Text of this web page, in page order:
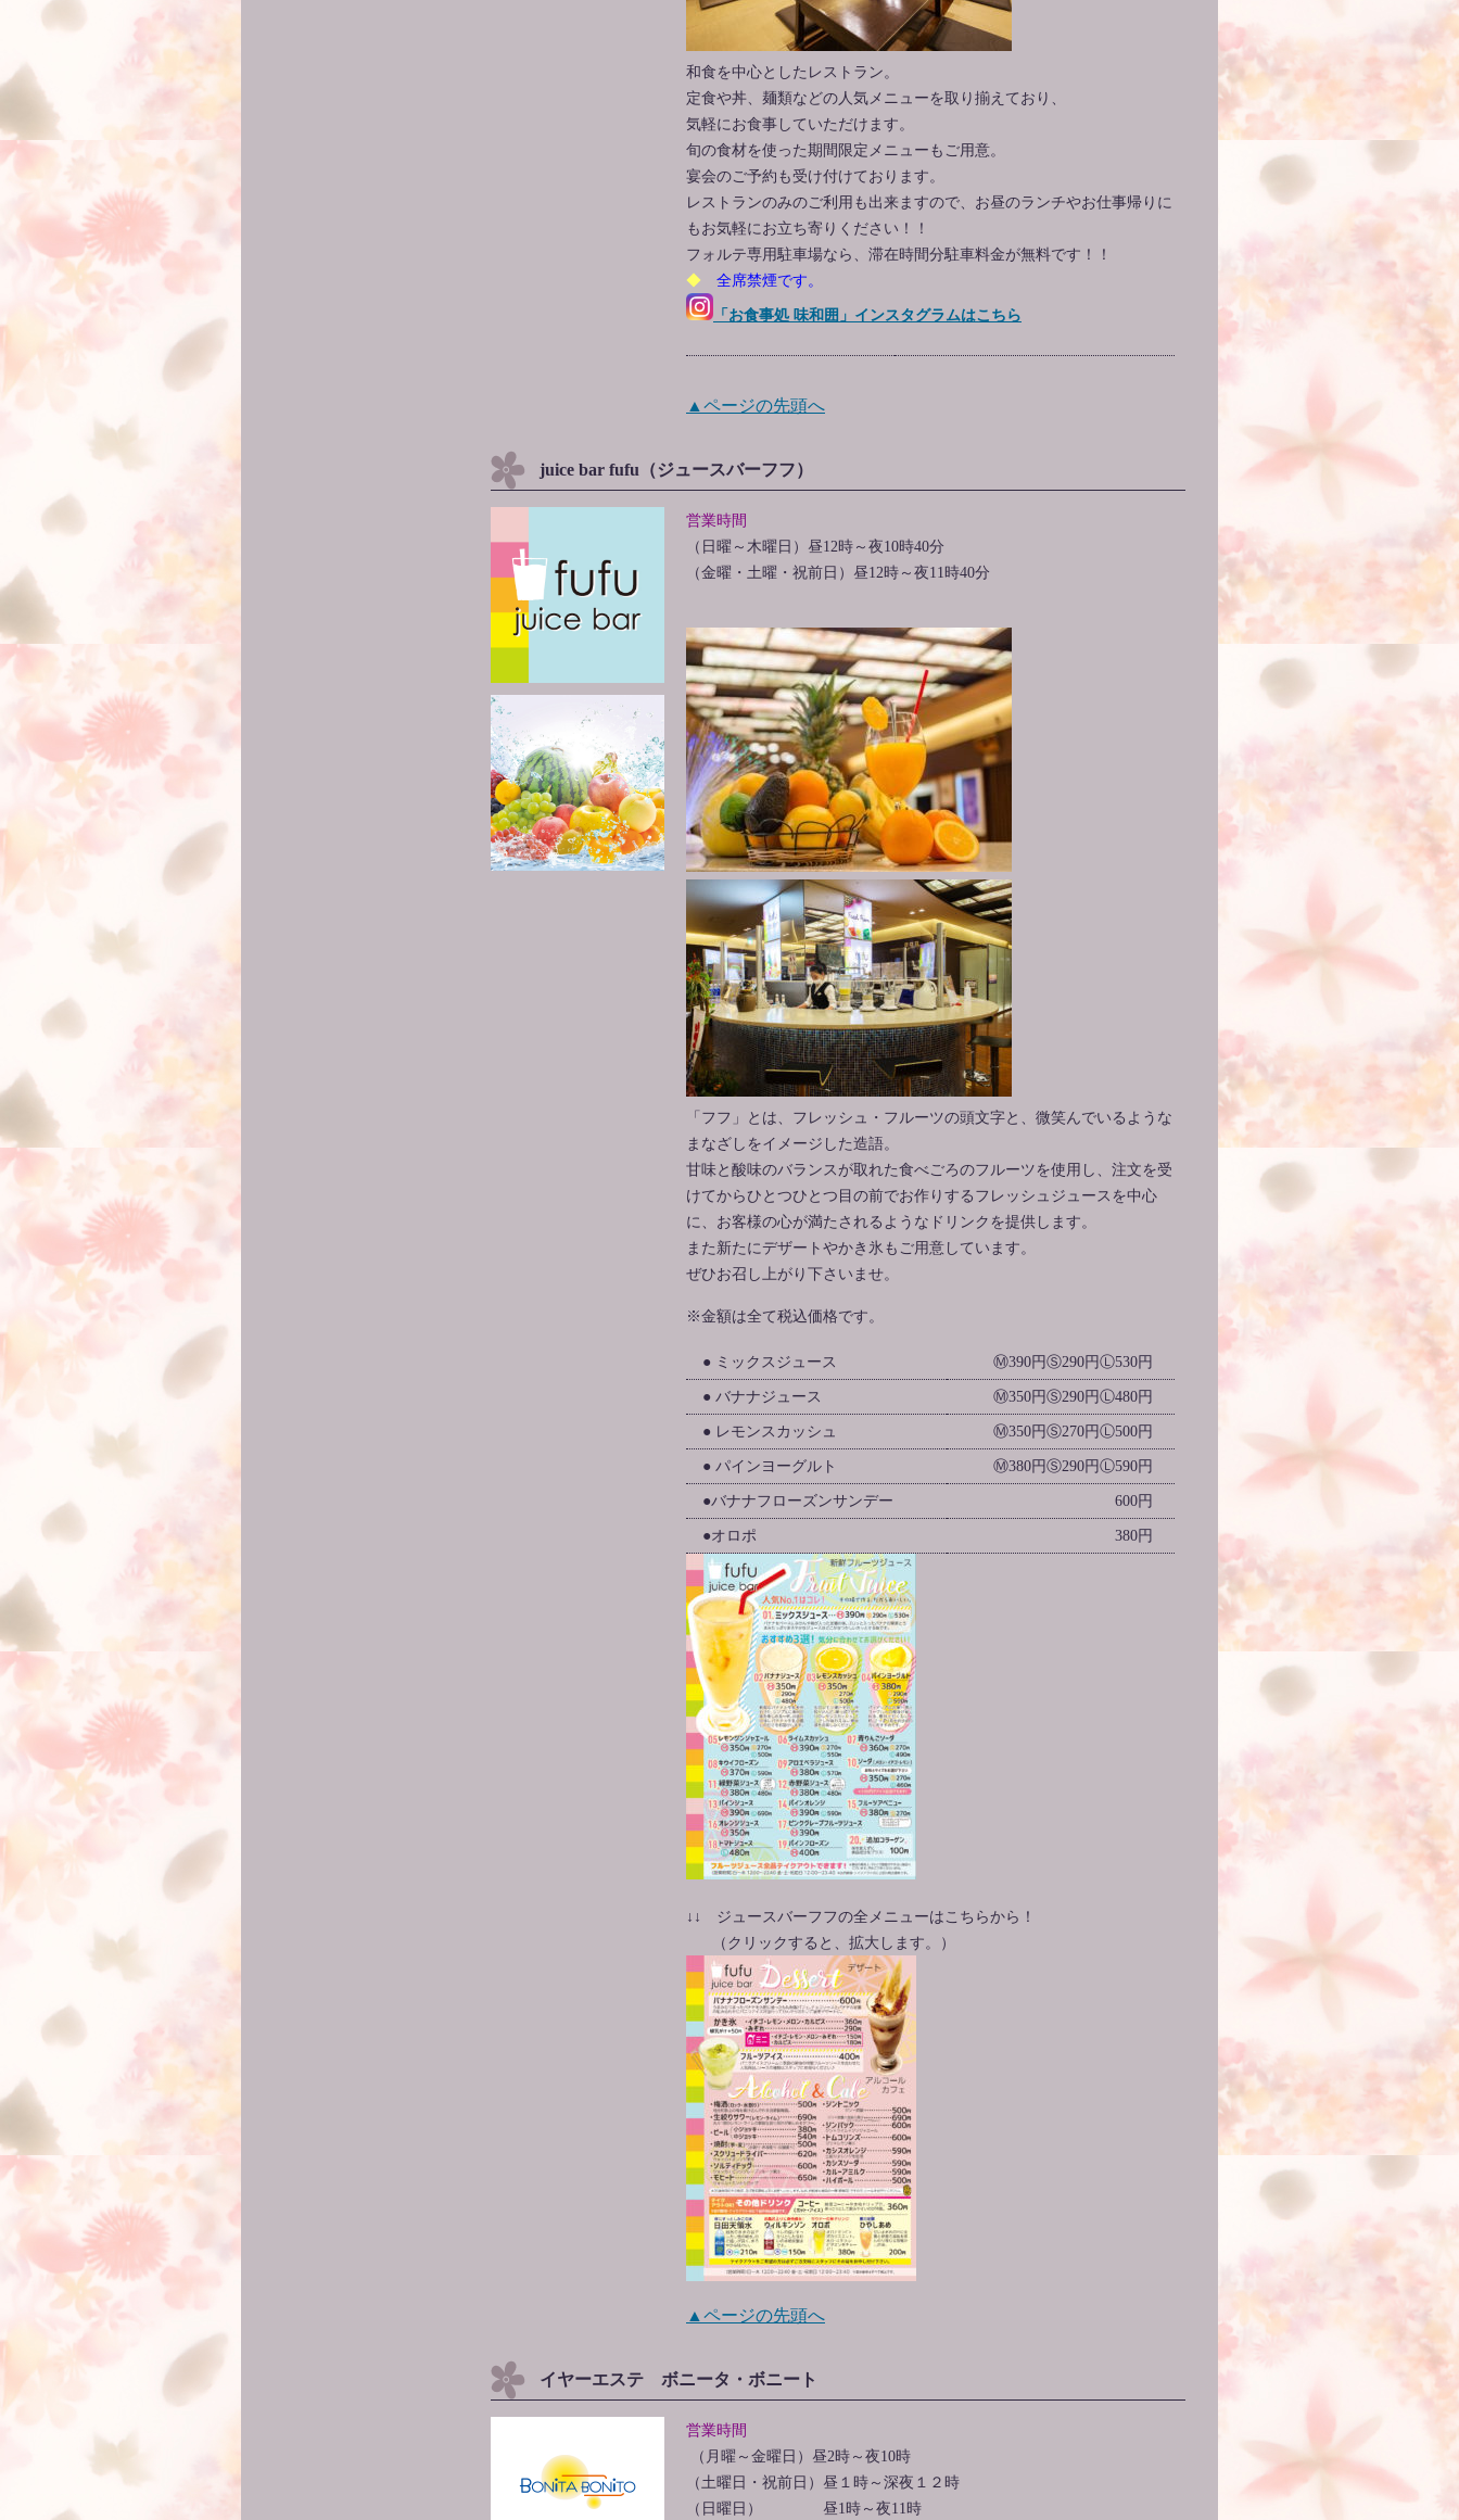
和食を中心としたレストラン。
定食や丼、麺類などの人気メニューを取り揃えており、
気軽にお食事していただけます。
旬の食材を使った期間限定メニューもご用意。
宴会のご予約も受け付けております。
レストランのみのご利用も出来ますので、お昼のランチやお仕事帰りに
もお気軽にお立ち寄りください！！
フォルテ専用駐車場なら、滞在時間分駐車料金が無料です！！
◆
全席禁煙です。
「お食事処 味和囲」 インスタグラムはこちら
▲ページの先頭へ
juice bar fufu（ジュースバーフフ）
営業時間
（日曜～木曜日）昼12時～夜10時40分
（金曜・土曜・祝前日）昼12時～夜11時40分
「フフ」とは、フレッシュ・フルーツの頭文字と、微笑んでいるような
まなざしをイメージした造語。
甘味と酸味のバランスが取れた食べごろのフルーツを使用し、注文を受
けてからひとつひとつ目の前でお作りするフレッシュジュースを中心
に、お客様の心が満たされるようなドリンクを提供します。
また新たにデザートやかき氷もご用意しています。
ぜひお召し上がり下さいませ。
※金額は全て税込価格です。
● ミックスジュース
Ⓜ390円Ⓢ290円Ⓛ530円
● バナナジュース
Ⓜ350円Ⓢ290円Ⓛ480円
● レモンスカッシュ
Ⓜ350円Ⓢ270円Ⓛ500円
● パインヨーグルト
Ⓜ380円Ⓢ290円Ⓛ590円
●バナナフローズンサンデー
600円
●オロポ
380円
↓↓ ジュースバーフフの全メニューはこちらから！
（クリックすると、拡大します。）
▲ページの先頭へ
イヤーエステ ボニータ・ボニート
営業時間
（月曜～金曜日）昼2時～夜10時
（土曜日・祝前日）昼１時～深夜１２時
（日曜日） 昼1時～夜11時